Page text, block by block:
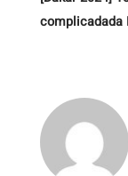
complicadada